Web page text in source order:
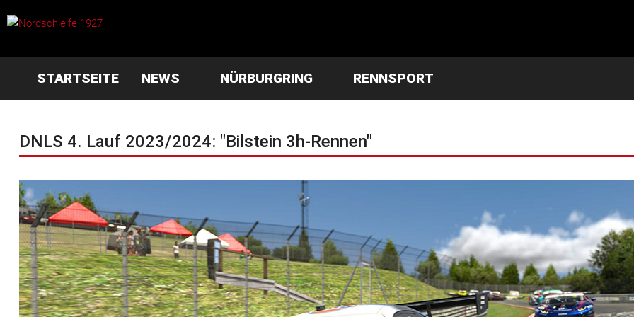
STARTSEITE NEWS NÜRBURGRING RENNSPORT
DNLS 4. Lauf 2023/2024: "Bilstein 3h-Rennen"